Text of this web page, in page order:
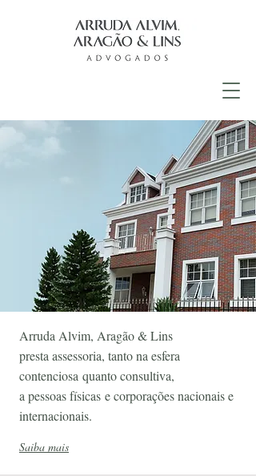
Arruda Alvim, Aragão & Lins
presta assessoria, tanto na esfera
contenciosa quanto consultiva,
a pessoas físicas e corporações nacionais e
internacionais.
Saiba mais